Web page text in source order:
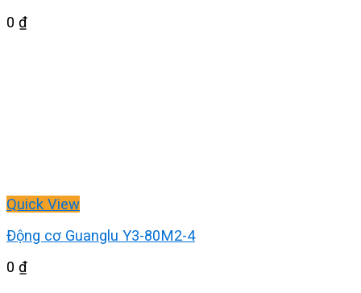
0 ₫
Quick View
Động cơ Guanglu Y3-80M2-4
0 ₫